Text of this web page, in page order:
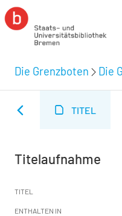
Die Grenzboten Die
TITEL
Titelaufnahme
TITEL
ENTHALTEN IN